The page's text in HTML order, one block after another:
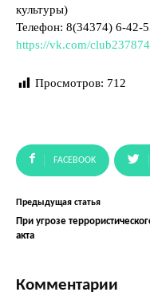
культуры)
Телефон: 8(34374) 6-42-
https://vk.com/
Просмотров: 712
FACEBOOK
Предыдущая статья
При угрозе
акта
Комментарии